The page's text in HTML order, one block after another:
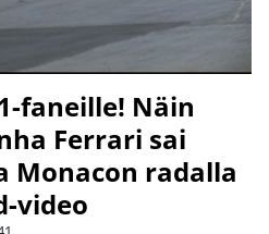
faneille! Näin
Ferrari sai
Monacon radalla
video